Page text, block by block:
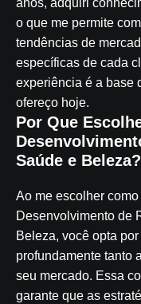
anos, adquiri
o que me permite
tendências de
específicas de cada
experiência é a base
ofereço hoje.
Por Que
Saúde e Beleza?
Ao me escolher
Desenvolvimento de
Beleza, você opta
profundamente tanto
seu mercado. Essa
garante que as